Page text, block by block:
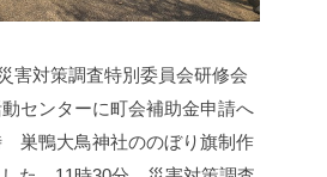
害対策調査特別委員会研修会
センターに町会補助金申請へ
巣鴨大鳥神社ののぼり旗制作